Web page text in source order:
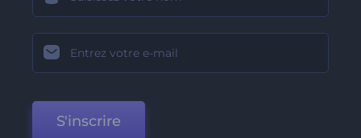
S'inscrire